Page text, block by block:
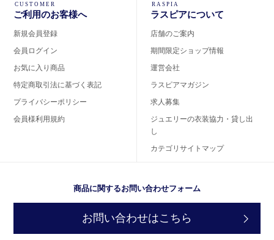
CUSTOMER
ご利用のお客様へ
新規会員登録
会員ログイン
お気に入り商品
特定商取引法に基づく表記
プライバシーポリシー
会員様利用規約
RASPIA
ラスピアについて
店舗のご案内
期間限定ショップ情報
運営会社
ラスピアマガジン
求人募集
ジュエリーの衣装協力・貸し出
し
カテゴリサイトマップ
商品に関するお問い合わせフォーム
お問い合わせはこちら